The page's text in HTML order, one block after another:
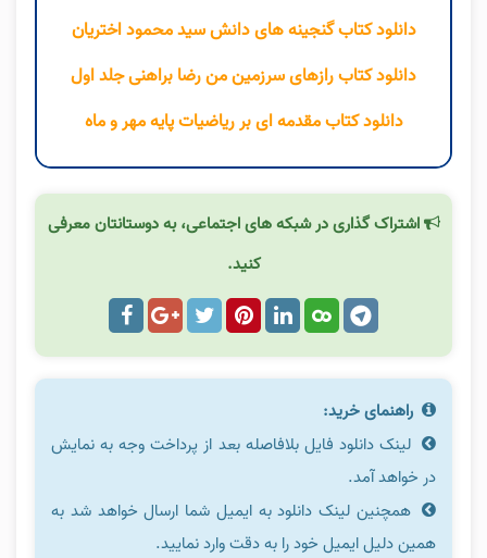
دانلود کتاب گنجینه های دانش سید محمود اختریان
دانلود کتاب رازهای سرزمین من رضا براهنی جلد اول
دانلود کتاب مقدمه ای بر ریاضیات پایه مهر و ماه
اشتراک گذاری در شبکه های اجتماعی، به دوستانتان معرفی
کنید.
راهنمای خرید:
لینک دانلود فایل بلافاصله بعد از پرداخت وجه به نمایش
در خواهد آمد.
همچنین لینک دانلود به ایمیل شما ارسال خواهد شد به
همین دلیل ایمیل خود را به دقت وارد نمایید.